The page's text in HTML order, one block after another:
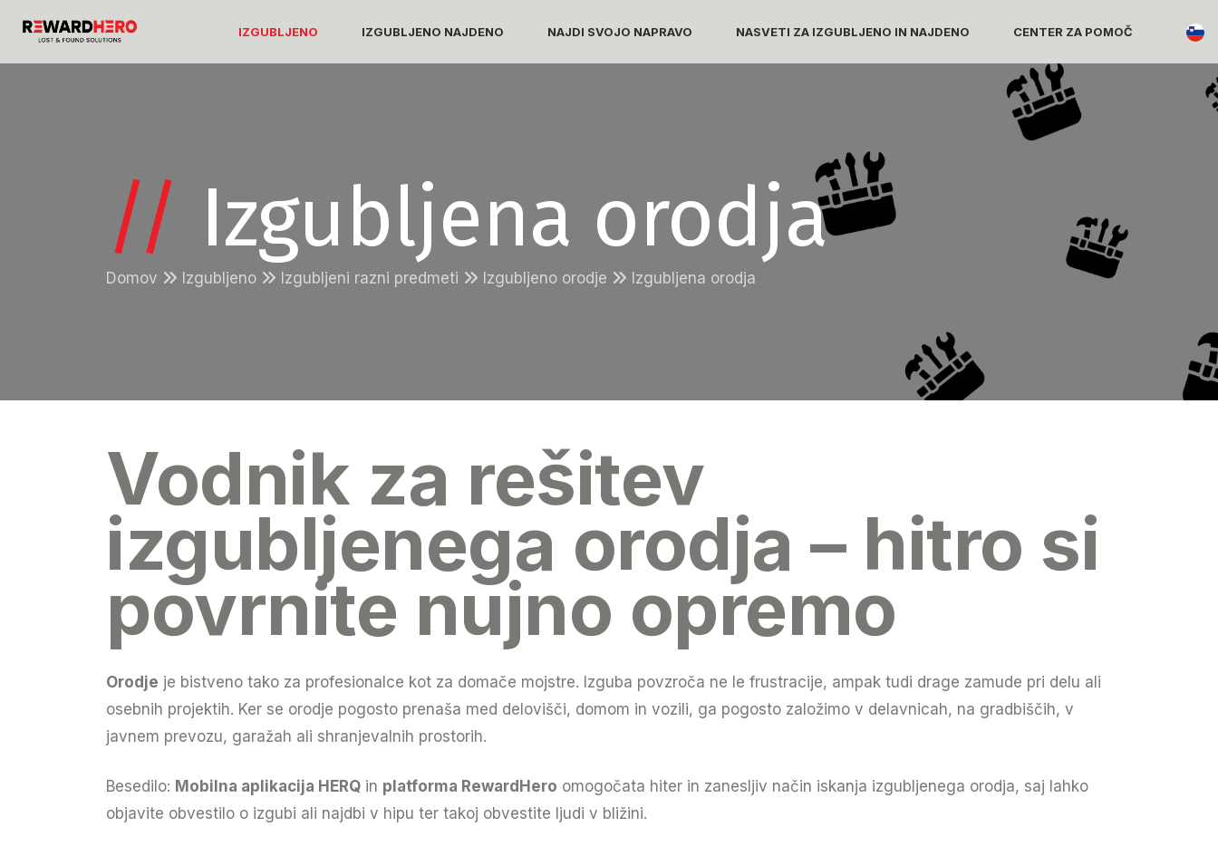
IZGUBLJENO IZGUBLJENO NAJDENO NAJDI SVOJO NAPRAVO NASVETI ZA IZGUBLJENO IN NAJDENO CENTER ZA POMOČ
// Izgubljena orodja
Domov Izgubljeno Izgubljeni razni predmeti Izgubljeno orodje Izgubljena orodja
Vodnik za rešitev
izgubljenega orodja – hitro si
povrnite nujno opremo
Orodje je bistveno tako za profesionalce kot za domače mojstre. Izguba povzroča ne le frustracije, ampak tudi drage zamude pri delu ali
osebnih projektih. Ker se orodje pogosto prenaša med delovišči, domom in vozili, ga pogosto založimo v delavnicah, na gradbiščih, v
javnem prevozu, garažah ali shranjevalnih prostorih.
Besedilo: Mobilna aplikacija HERQ in platforma RewardHero omogočata hiter in zanesljiv način iskanja izgubljenega orodja, saj lahko
objavite obvestilo o izgubi ali najdbi v hipu ter takoj obvestite ljudi v bližini.